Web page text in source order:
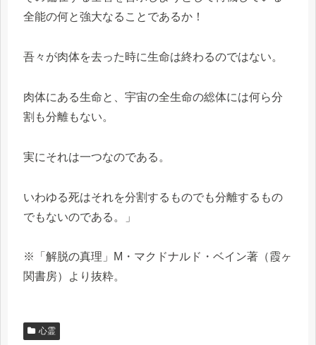
全能の何と強大なることであるか！
吾々が肉体を去った時に生命は終わるのではない。
肉体にある生命と、宇宙の全生命の総体には何ら分
割も分離もない。
実にそれは一つなのである。
いわゆる死はそれを分割するものでも分離するもの
でもないのである。」
※「解脱の真理」M・マクドナルド・ベイン著（霞ヶ
関書房）より抜粋。
心霊